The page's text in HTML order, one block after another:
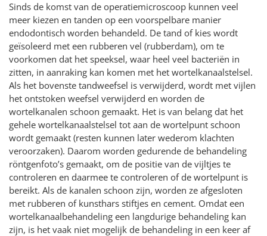
Sinds de komst van de operatiemicroscoop kunnen veel
meer kiezen en tanden op een voorspelbare manier
endodontisch worden behandeld. De tand of kies wordt
geïsoleerd met een rubberen vel (rubberdam), om te
voorkomen dat het speeksel, waar heel veel bacteriën in
zitten, in aanraking kan komen met het wortelkanaalstelsel.
Als het bovenste tandweefsel is verwijderd, wordt met vijlen
het ontstoken weefsel verwijderd en worden de
wortelkanalen schoon gemaakt. Het is van belang dat het
gehele wortelkanaalstelsel tot aan de wortelpunt schoon
wordt gemaakt (resten kunnen later wederom klachten
veroorzaken). Daarom worden gedurende de behandeling
röntgenfoto’s gemaakt, om de positie van de vijltjes te
controleren en daarmee te controleren of de wortelpunt is
bereikt. Als de kanalen schoon zijn, worden ze afgesloten
met rubberen of kunsthars stiftjes en cement. Omdat een
wortelkanaalbehandeling een langdurige behandeling kan
zijn, is het vaak niet mogelijk de behandeling in een keer af